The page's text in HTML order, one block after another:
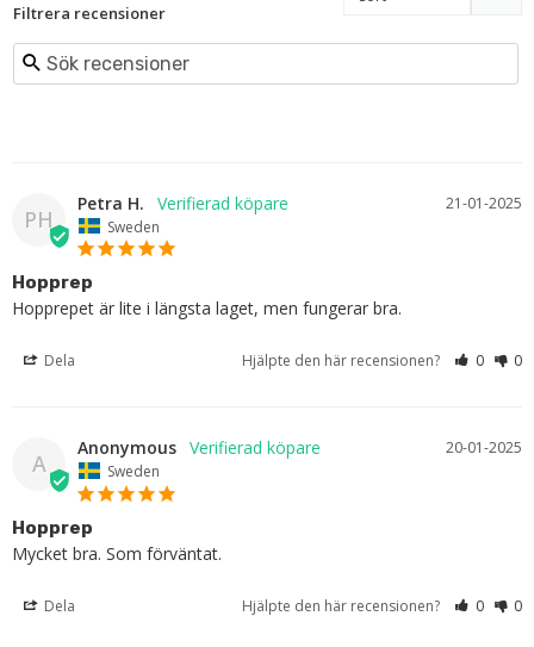
Filtrera recensioner
PH
21-01-2025
Petra H.
Sweden
Hopprep
Hopprepet är lite i längsta laget, men fungerar bra.
Dela Hjälpte den här recensionen? 0 0
A
20-01-2025
Anonymous
Sweden
Hopprep
Mycket bra. Som förväntat.
Dela Hjälpte den här recensionen? 0 0